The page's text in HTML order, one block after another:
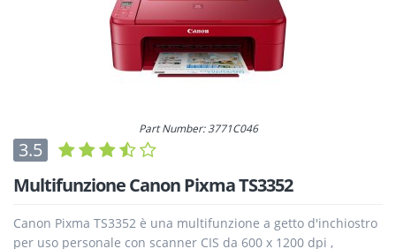
Part Number: 3771C046
3.5
Multifunzione Canon Pixma TS3352
Canon Pixma TS3352 è una multifunzione a getto d'inchiostro
per uso personale con scanner CIS da 600 x 1200 dpi ,